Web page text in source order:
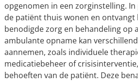
opgenomen in een zorginstelling.
de patiënt thuis wonen en ontvangt
benodigde zorg en behandeling op
ambulante opname kan
aannemen, zoals individuele
medicatiebeheer of
behoeften van de patiënt. Deze